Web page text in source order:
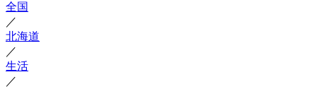
全国
／
北海道
／
生活
／